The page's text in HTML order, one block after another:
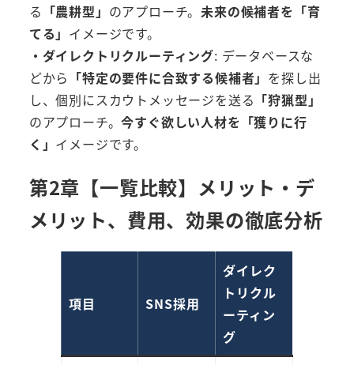
る 「農耕型」 のアプローチ。未来の候補者を「育
てる」 イメージです。
・ダイレクトリクルーティング: データベースな
どから 「特定の要件に合致する候補者」 を探し出
し、個別にスカウトメッセージを送る 「狩猟型」
のアプローチ。今すぐ欲しい人材を「獲りに行
く」 イメージです。
第2章【一覧比較】メリット・デ
メリット、費用、効果の徹底分析
項目 SNS採用
ダイレク
トリクル
ーティン
グ